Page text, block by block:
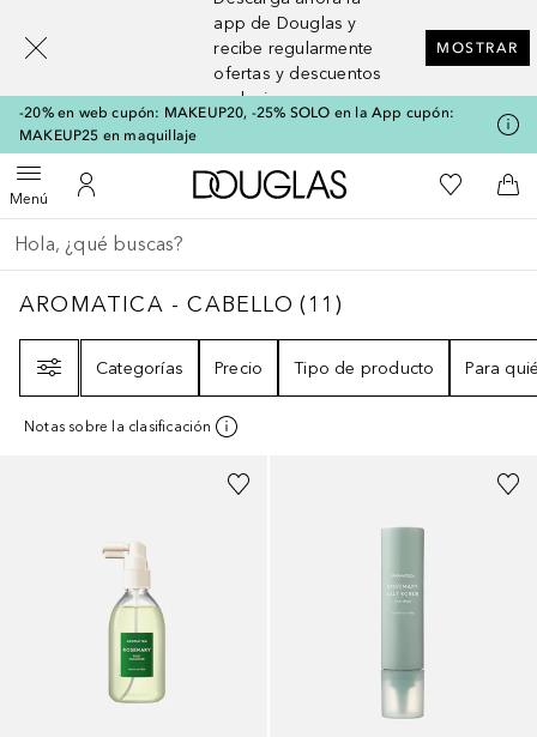
app de Douglas y
recibe regularmente
ofertas y descuentos
exclusivos
MOSTRAR
-20% en web cupón: MAKEUP20, -25% SOLO en la App cupón:
MAKEUP25 en maquillaje
MenúAbrir menúMi cuenta
A Douglas HomeMi lista de
A
Regresar
Ejecutar búsqueda
AROMATICA - CABELLO 11
AROMATICA - CABELLO (11 )
Categorías
Precio Tipo de producto Para
Notas sobre la clasificación
[navigation.slideout.screenreader]